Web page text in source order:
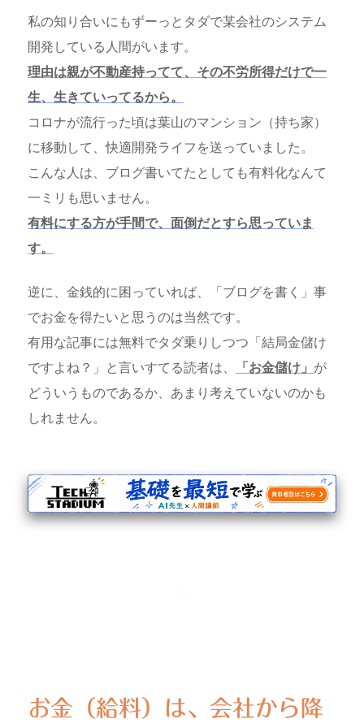
私の知り合いにもずーっとタダで某会社のシステム
開発している人間がいます。
理由は親が不動産持ってて、その不労所得だけで一
生、生きていってるから。
コロナが流行った頃は葉山のマンション（持ち家）
に移動して、快適開発ライフを送っていました。
こんな人は、ブログ書いてたとしても有料化なんて
一ミリも思いません。
有料にする方が手間で、面倒だとすら思っていま
す。
逆に、金銭的に困っていれば、「ブログを書く」事
でお金を得たいと思うのは当然です。
有用な記事には無料でタダ乗りしつつ「結局金儲け
ですよね？」と言いすてる読者は、
「お金儲け」 が
どういうものであるか、あまり考えていないのかも
しれません。
お金（給料）は、会社から降